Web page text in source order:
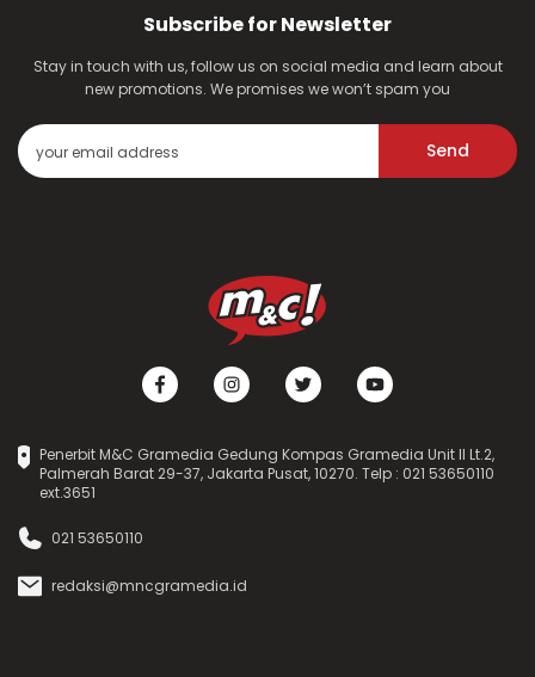
Subscribe for Newsletter
Stay in touch with us, follow us on social media and learn about
new promotions. We promises we won’t spam you
Send
Penerbit M&C Gramedia Gedung Kompas Gramedia Unit II Lt.2,
Palmerah Barat 29-37, Jakarta Pusat, 10270. Telp : 021 53650110
ext.3651
021 53650110
redaksi@mncgramedia.id